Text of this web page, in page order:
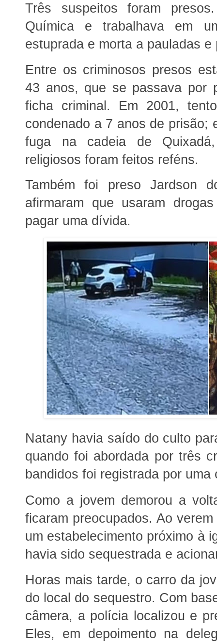
Três suspeitos foram
Química e trabalhava em
estuprada e morta a pauladas
Entre os criminosos presos
43 anos, que se passava por
ficha criminal. Em 2001,
condenado a 7 anos de prisão;
fuga na cadeia de
religiosos foram feitos reféns.
Também foi preso Jardson
afirmaram que usaram
pagar uma dívida.
Natany havia saído do culto
quando foi abordada por três
bandidos foi registrada por
Como a jovem demorou a
ficaram preocupados. Ao
um estabelecimento próximo à
havia sido sequestrada e
Horas mais tarde, o carro da
do local do sequestro. Com
câmera, a polícia localizou e
Eles, em depoimento na